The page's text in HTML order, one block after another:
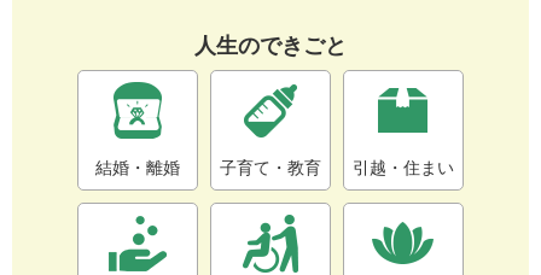
人生のできごと
結婚・離婚 子育て・教育 引越・住まい